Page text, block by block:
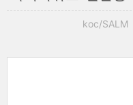
koc/SALM